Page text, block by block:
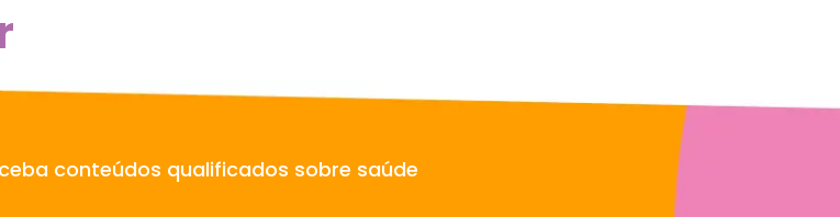
conteúdos qualificados sobre saúde